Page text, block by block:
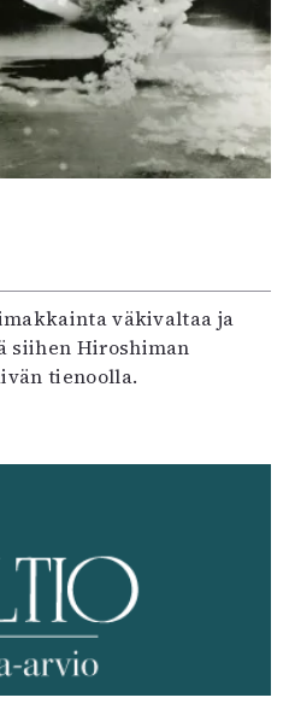
väkivaltaa ja
siihen Hiroshiman
tienoolla.